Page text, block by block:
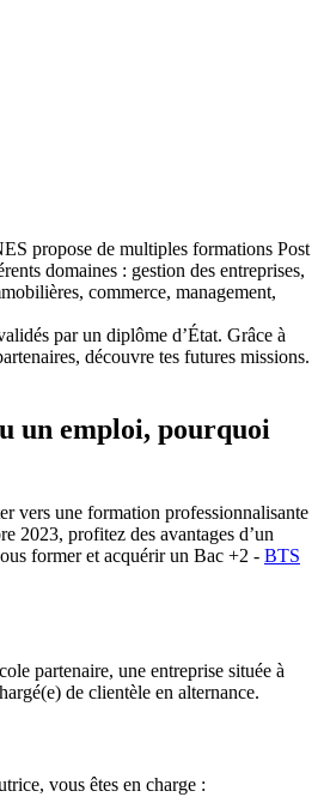
propose de multiples formations Post
domaines : gestion des entreprises,
commerce, management,
par un diplôme d’État. Grâce à
découvre tes futures missions.
un emploi, pourquoi
vers une formation professionnalisante
2023, profitez des avantages d’un
former et acquérir un Bac +2 - BTS
partenaire, une entreprise située à
de clientèle en alternance.
vous êtes en charge :